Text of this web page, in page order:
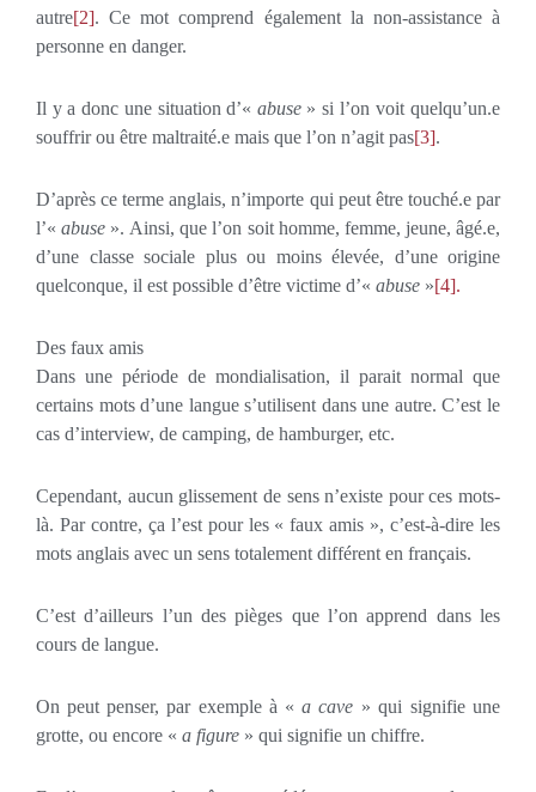
autre[2]. Ce mot comprend également la non-assistance à
personne en danger.
Il y a donc une situation d’« abuse » si l’on voit quelqu’un.e
souffrir ou être maltraité.e mais que l’on n’agit pas[3].
D’après ce terme anglais, n’importe qui peut être touché.e par
l’« abuse ». Ainsi, que l’on soit homme, femme, jeune, âgé.e,
d’une classe sociale plus ou moins élevée, d’une origine
quelconque, il est possible d’être victime d’« abuse »[4].
Des faux amis
Dans une période de mondialisation, il parait normal que
certains mots d’une langue s’utilisent dans une autre. C’est le
cas d’interview, de camping, de hamburger, etc.
Cependant, aucun glissement de sens n’existe pour ces mots-
là. Par contre, ça l’est pour les « faux amis », c’est-à-dire les
mots anglais avec un sens totalement différent en français.
C’est d’ailleurs l’un des pièges que l’on apprend dans les
cours de langue.
On peut penser, par exemple à « a cave » qui signifie une
grotte, ou encore « a figure » qui signifie un chiffre.